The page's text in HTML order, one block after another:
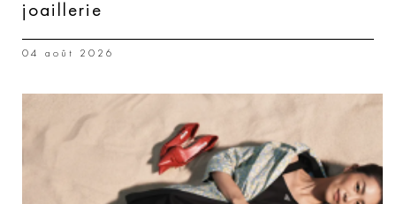
joaillerie
04 août 2026